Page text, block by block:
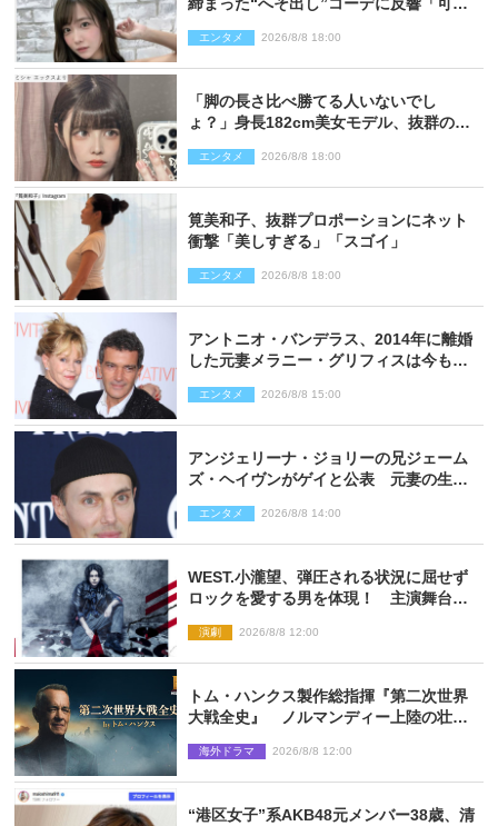
締まった“へそ出し”コーデに反響「可愛
エンタメ 2026/8/8 18:00
「脚の長さ比べ勝てる人いないでし
ょ？」身長182cm美女モデル、抜群のプ
エンタメ 2026/8/8 18:00
筧美和子、抜群プロポーションにネット
衝撃「美しすぎる」「スゴイ」
エンタメ 2026/8/8 18:00
アントニオ・バンデラス、2014年に離婚
した元妻メラニー・グリフィスは今も
エンタメ 2026/8/8 15:00
アンジェリーナ・ジョリーの兄ジェーム
ズ・ヘイヴンがゲイと公表 元妻の生配
エンタメ 2026/8/8 14:00
WEST.小瀧望、弾圧される状況に屈せず
ロックを愛する男を体現！ 主演舞台
演劇 2026/8/8 12:00
トム・ハンクス製作総指揮『第二次世界
大戦全史』 ノルマンディー上陸の壮絶
海外ドラマ 2026/8/8 12:00
“港区女子”系AKB48元メンバー38歳、清